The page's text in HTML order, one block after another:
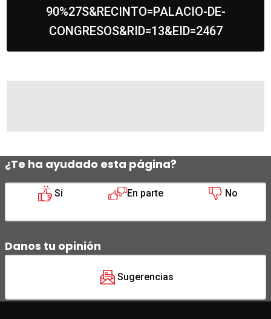
90%27S&RECINTO=PALACIO-DE-
CONGRESOS&RID=13&EID=2467
¿Te ha ayudado esta página?
Si En parte No
Danos tu opinión
Sugerencias